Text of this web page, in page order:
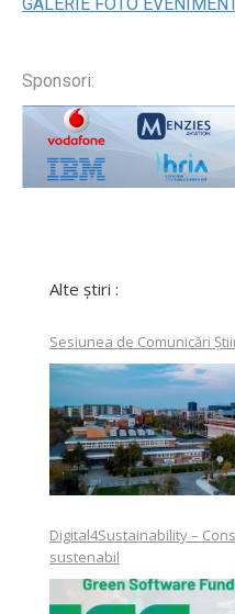
Sponsori:
Alte știri :
Sesiunea de Comunicări
Digital4Sustainability –
sustenabil